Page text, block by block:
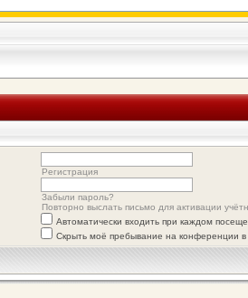
Регистрация
Забыли пароль?
Повторно выслать письмо для активации
Автоматически входить при каждом
Скрыть моё пребывание на конференции в